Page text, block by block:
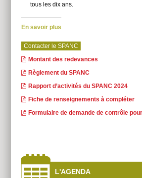
tous les dix ans.
En savoir plus
Contacter le SPANC
Montant des redevances
Règlement du SPANC
Rapport d’activités du SPANC 2024
Fiche de renseignements à compléter
Formulaire de demande de contrôle
côtés
L'AGENDA